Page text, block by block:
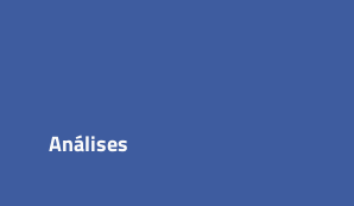
Análises